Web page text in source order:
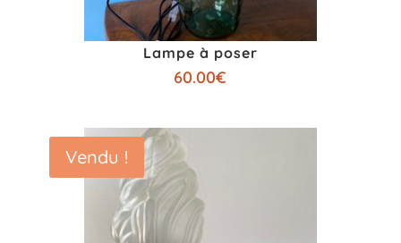
Lampe à poser
60.00€
Vendu !